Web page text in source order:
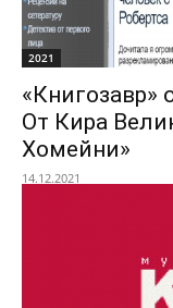
2021
«Книгозавр»
От Кира
Хомейни»
14.12.2021